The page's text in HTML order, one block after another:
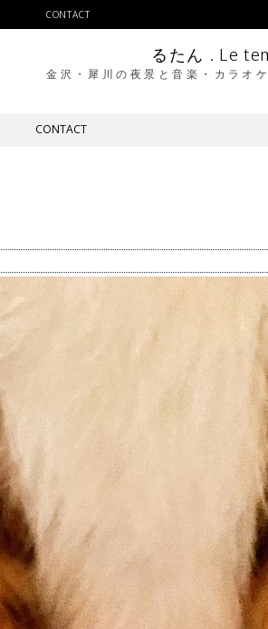
CONTACT
るたん . Le
金沢・犀川の夜景と音楽・カラオ
CONTACT